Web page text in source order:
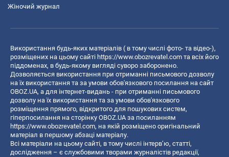
Жіночий журнал
Використання будь-яких матеріалів ( в тому числі фото- та відео-),
розміщених на цьому сайті https://www.obozrevatel.com та всіх його
піддоменах, в будь-якому вигляді суворо заборонено.
Дозволяється використання при отриманні письмового дозволу
на їх використання та за умови обов'язкового посилання на сайт
OBOZ.UA, а для інтернет-видань - при отриманні письмового
дозволу на їх використання та за умови обов'язкового
розміщення прямого, відкритого для пошукових систем,
гіперпосилання на сторінку OBOZ.UA за посиланням
https://www.obozrevatel.com, на якій розміщено оригінальний
матеріал в першому абзаці матеріалу.
Всі матеріали на цьому сайті, в тому числі інтерв’ю, статті,
дослідження – є службовими творами журналістів редакції,